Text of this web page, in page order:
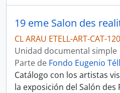
CL ARAU ETELL-ART-CAT-
Unidad documental simple
Parte de Fondo Eugenio
Catálogo con los artistas
la exposición del Salón des